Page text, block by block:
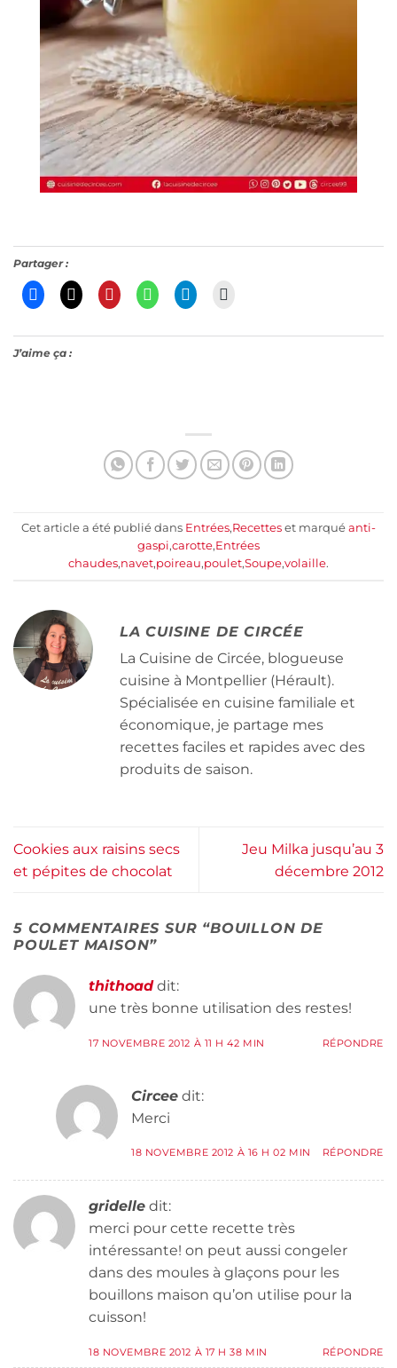
Partager :
J’aime ça :
Cet article a été publié dans Entrées,Recettes et marqué anti-
gaspi,carotte,Entrées
chaudes,navet,poireau,poulet,Soupe,volaille.
LA CUISINE DE CIRCÉE
La Cuisine de Circée, blogueuse
cuisine à Montpellier (Hérault).
Spécialisée en cuisine familiale et
économique, je partage mes
recettes faciles et rapides avec des
produits de saison.
Cookies aux raisins secs
et pépites de chocolat
Jeu Milka jusqu’au 3
décembre 2012
5 COMMENTAIRES SUR “BOUILLON DE
POULET MAISON”
thithoad dit:
une très bonne utilisation des restes!
17 NOVEMBRE 2012 À 11 H 42 MIN RÉPONDRE
Circee dit:
Merci
18 NOVEMBRE 2012 À 16 H 02 MIN RÉPONDRE
gridelle dit:
merci pour cette recette très
intéressante! on peut aussi congeler
dans des moules à glaçons pour les
bouillons maison qu’on utilise pour la
cuisson!
18 NOVEMBRE 2012 À 17 H 38 MIN RÉPONDRE